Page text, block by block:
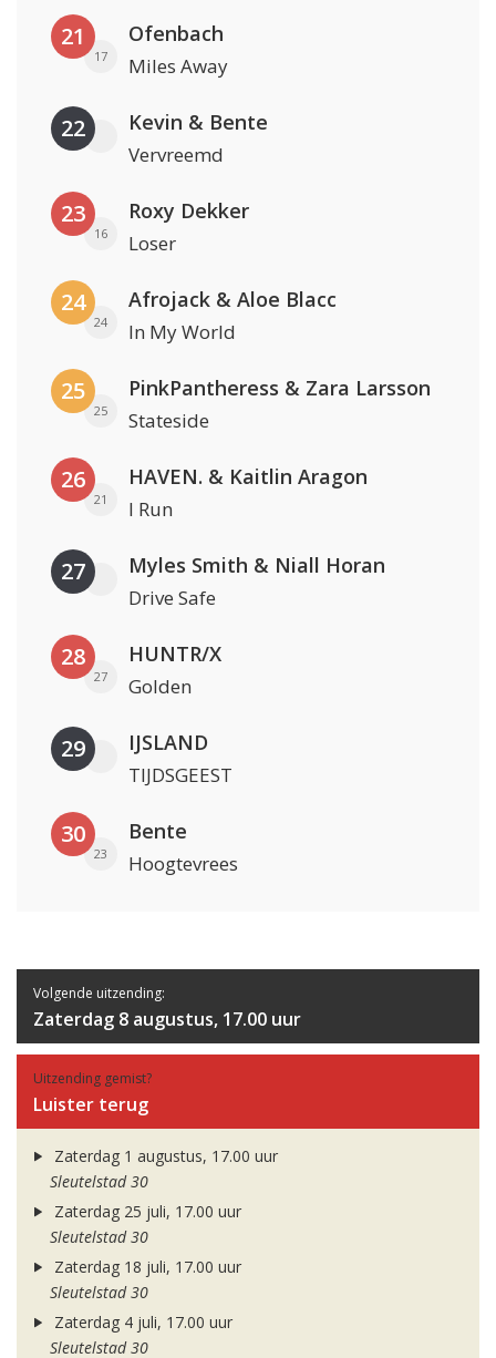
21
17
Ofenbach
Miles Away
22 Kevin & Bente
Vervreemd
23
16
Roxy Dekker
Loser
24
24
Afrojack & Aloe Blacc
In My World
25
25
PinkPantheress & Zara Larsson
Stateside
26
21
HAVEN. & Kaitlin Aragon
I Run
27 Myles Smith & Niall Horan
Drive Safe
28
27
HUNTR/X
Golden
29 IJSLAND
TIJDSGEEST
30
23
Bente
Hoogtevrees
Volgende uitzending:
Zaterdag 8 augustus, 17.00 uur
Uitzending gemist?
Luister terug
Zaterdag 1 augustus, 17.00 uur
Sleutelstad 30
Zaterdag 25 juli, 17.00 uur
Sleutelstad 30
Zaterdag 18 juli, 17.00 uur
Sleutelstad 30
Zaterdag 4 juli, 17.00 uur
Sleutelstad 30